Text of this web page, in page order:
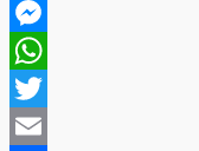
Facebook
Messenger
WhatsApp
Twitter